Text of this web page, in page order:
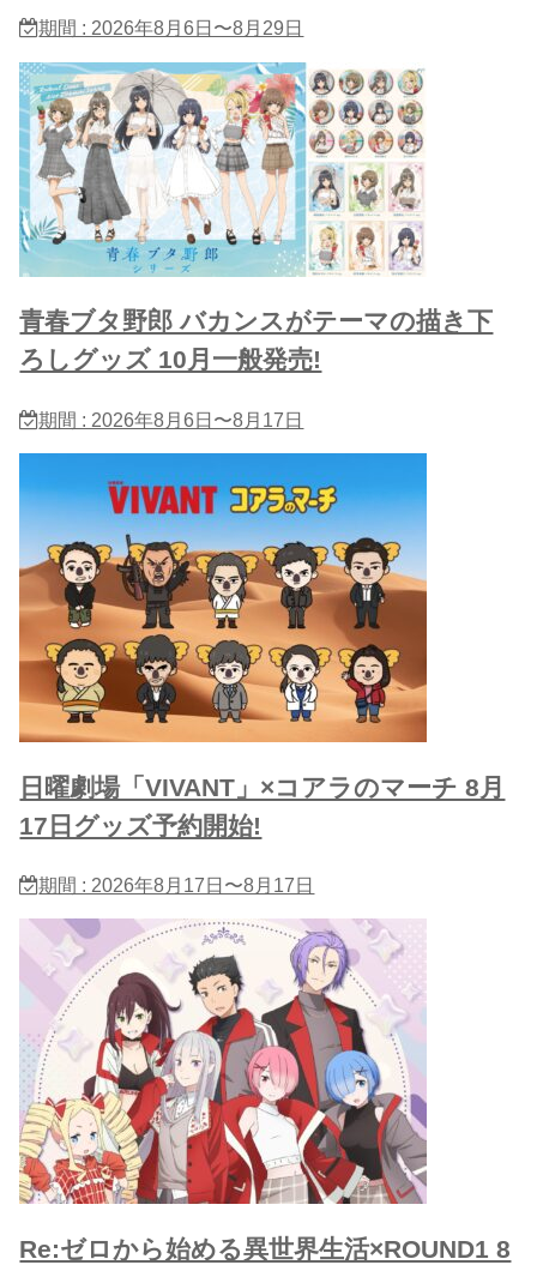
期間 : 2026年8月6日〜8月29日
青春ブタ野郎 バカンスがテーマの描き下
ろしグッズ 10月一般発売!
期間 : 2026年8月6日〜8月17日
日曜劇場「VIVANT」×コアラのマーチ 8月
17日グッズ予約開始!
期間 : 2026年8月17日〜8月17日
Re:ゼロから始める異世界生活×ROUND1 8